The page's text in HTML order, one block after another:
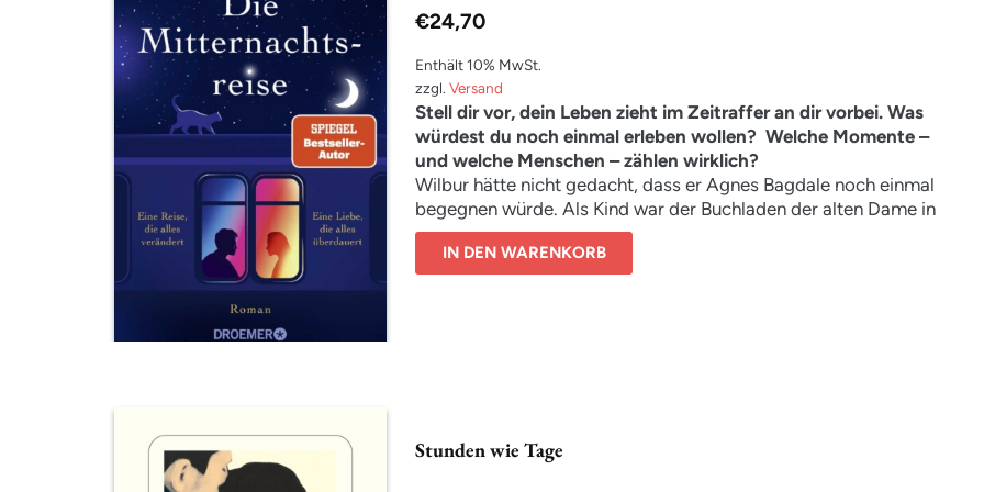
€24,70
Enthält 10% MwSt.
zzgl. Versand
Stell dir vor, dein Leben zieht im Zeitraffer an dir vorbei. Was
würdest du noch einmal erleben wollen? Welche Momente –
und welche Menschen – zählen wirklich?
Wilbur hätte nicht gedacht, dass er Agnes Bagdale noch einmal
begegnen würde. Als Kind war der Buchladen der alten Dame in
Sheffield sein Zufluchtsort, nicht nur wegen seiner geliebten
Bücher. Bei Bagdale’s Bookshop konnte er die Probleme zu
Hause einen Moment vergessen. Und dort begann seine eigene
glücklichsten Momente, wie damals in den Flitterwochen in
IN DEN WARENKORB
Stunden wie Tage